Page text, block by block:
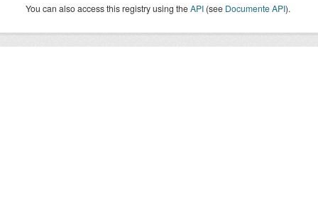
You can also access this registry using theAPI (see Documente API).